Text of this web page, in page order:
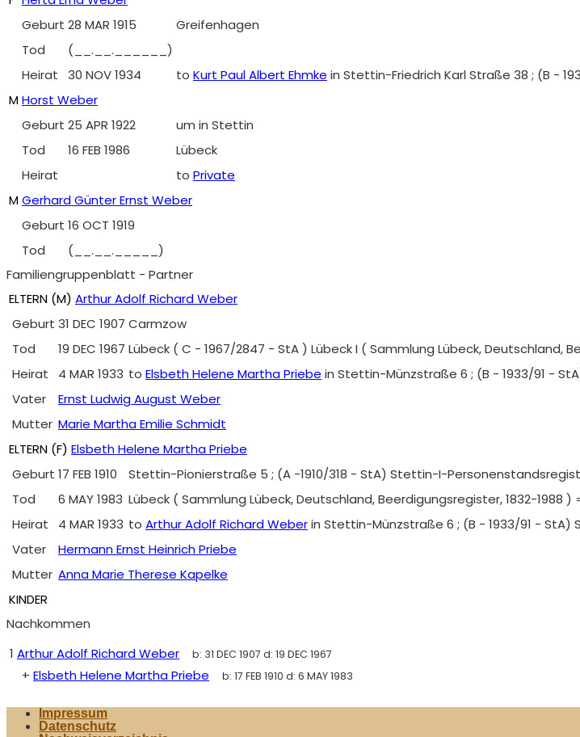
Geburt 28 MAR 1915
Greifenhagen
Tod
(__.__.______)
Heirat
30 NOV 1934 to Kurt Paul Albert Ehmke in Stettin-Friedrich Karl Straße 38 ; (B -
MHorst Weber
Geburt 25 APR 1922
um in Stettin
Tod
16 FEB 1986
Lübeck
Heirat
to Private
MGerhard Günter Ernst Weber
Geburt 16 OCT 1919
Tod
(__.__._____)
Familiengruppenblatt - Partner
ELTERN (M) Arthur Adolf Richard Weber
Geburt 31 DEC 1907 Carmzow
Tod
19 DEC 1967 Lübeck ( C - 1967/2847 - StA ) Lübeck I ( Sammlung Lübeck, Deutschland,
Heirat
4 MAR 1933 to Elsbeth Helene Martha Priebe in Stettin-Münzstraße 6 ; (B - 1933/91 -
Vater
Ernst Ludwig August Weber
Mutter Marie Martha Emilie Schmidt
ELTERN (F) Elsbeth Helene Martha Priebe
Geburt 17 FEB 1910
Stettin-Pionierstraße 5 ; (A -1910/318 - StA) Stettin-I-
Tod
6 MAY 1983 Lübeck ( Sammlung Lübeck, Deutschland, Beerdigungsregister, 1832-1988 )
Heirat
4 MAR 1933 to Arthur Adolf Richard Weberin Stettin-Münzstraße 6 ; (B - 1933/91 -
Vater
Hermann Ernst Heinrich Priebe
Mutter Anna Marie Therese Kapelke
KINDER
Nachkommen
1 Arthur Adolf Richard Weber b: 31 DEC 1907 d: 19 DEC 1967
+ Elsbeth Helene Martha Priebe b: 17 FEB 1910 d: 6 MAY 1983
Impressum
Datenschutz